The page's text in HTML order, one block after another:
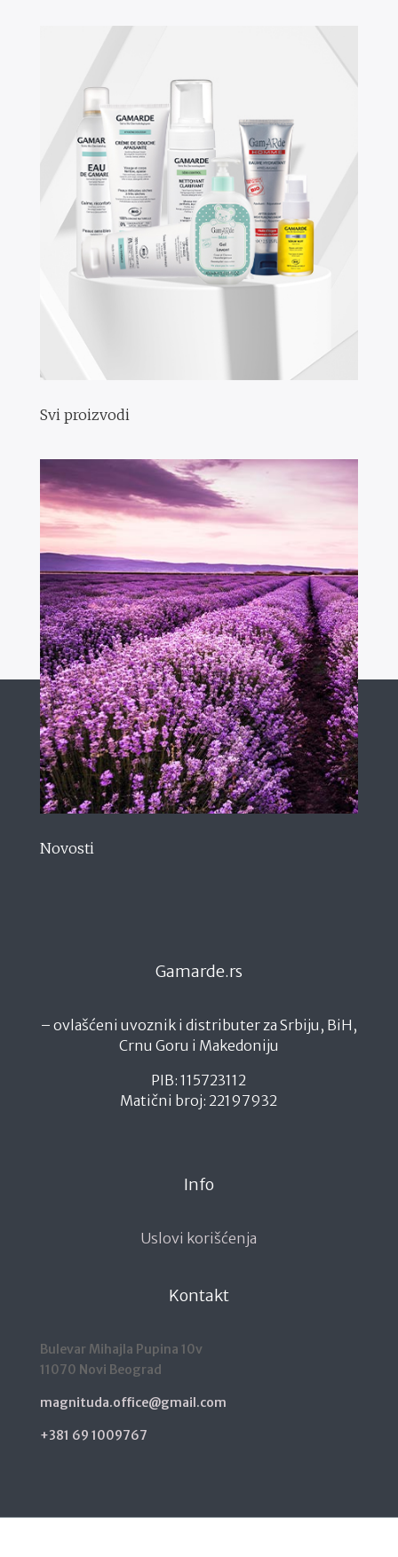
Svi proizvodi
Novosti
Gamarde.rs
– ovlašćeni uvoznik i distributer za Srbiju, BiH,
Crnu Goru i Makedoniju
PIB: 115723112
Matični broj: 22197932
Info
Uslovi korišćenja
Kontakt
Bulevar Mihajla Pupina 10v
11070 Novi Beograd
magnituda.office@gmail.com
+381 69 1009767